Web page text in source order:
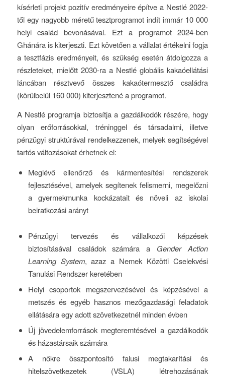
kísérleti projekt pozitív eredményeire építve a Nestlé 2022-
től egy nagyobb méretű tesztprogramot indít immár 10 000
helyi család bevonásával. Ezt a programot 2024-ben
Ghánára is kiterjeszti. Ezt követően a vállalat értékelni fogja
a tesztfázis eredményeit, és szükség esetén átdolgozza a
részleteket, mielőtt 2030-ra a Nestlé globális kakaóellátási
láncában résztvevő összes kakaótermesztő családra
(körülbelül 160 000) kiterjesztené a programot.
A Nestlé programja biztosítja a gazdálkodók részére, hogy
olyan erőforrásokkal, tréninggel és társadalmi, illetve
pénzügyi struktúrával rendelkezzenek, melyek segítségével
tartós változásokat érhetnek el:
Meglévő ellenőrző és kármentesítési rendszerek
fejlesztésével, amelyek segítenek felismerni, megelőzni
a gyermekmunka kockázatait és növeli az iskolai
beiratkozási arányt
Pénzügyi tervezés és vállalkozói képzések
biztosításával családok számára a Gender Action
Learning System, azaz a Nemek Közötti Cselekvési
Tanulási Rendszer keretében
Helyi csoportok megszervezésével és képzésével a
metszés és egyéb hasznos mezőgazdasági feladatok
ellátására egy adott szövetkezetnél minden évben
Új jövedelemforrások megteremtésével a gazdálkodók
és házastársaik számára
A nőkre összpontosító falusi megtakarítási és
hitelszövetkezetek (VSLA) létrehozásának